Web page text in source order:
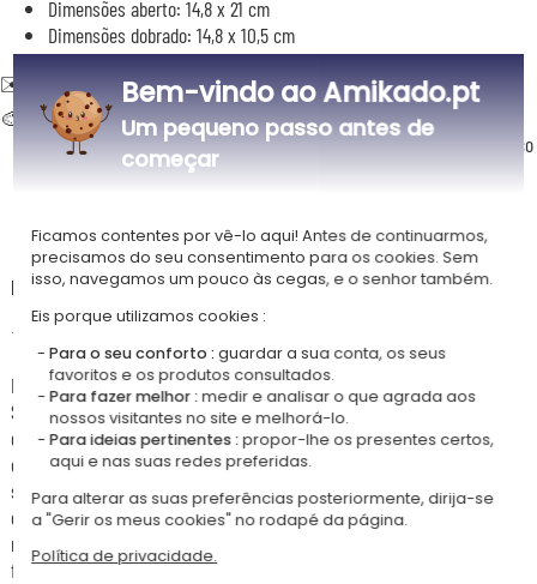
Dimensões aberto: 14,8 x 21 cm
Dimensões dobrado: 14,8 x 10,5 cm
✉️ Cartão entregue com o seu envelope, pronto a oferecer
🎨 Personalização:
5 cores à escolha: azul-marinho, rosa, vermelho, turquesa ou branco
Personalização da capa com uma mensagem
Descrição
⭐ Um design festivo e cintilante
Faça brilhar as suas mensagens com o cartão de felicitações Shining
Stars, um modelo de design alegre e cintilante, ideal para celebrar as
grandes ocasiões. A sua capa adorna-se de uma constelação de
estrelas de contornos dourados, prateados e preenchidos, espalhadas
sobre um fundo colorido para criar um verdadeiro céu estrelado. Ao
centro, um cartucho branco de cantos arredondados valoriza a sua
mensagem personalizada, como uma bolha de luz no meio do
firmamento.
Bem-vindo ao Amikado.pt
Um pequeno passo antes de
começar
Ficamos contentes por vê-lo aqui! Antes de continuarmos,
precisamos do seu consentimento para os cookies. Sem
isso, navegamos um pouco às cegas, e o senhor também.
Eis porque utilizamos cookies :
Para o seu conforto : guardar a sua conta, os seus
favoritos e os produtos consultados.
Para fazer melhor :medir e analisar o que agrada aos
nossos visitantes no site e melhorá-lo.
Para ideias pertinentes :propor-lhe os presentes certos,
aqui e nas suas redes preferidas.
Para alterar as suas preferências posteriormente, dirija-se
a "Gerir os meus cookies" no rodapé da página.
Política de privacidade.